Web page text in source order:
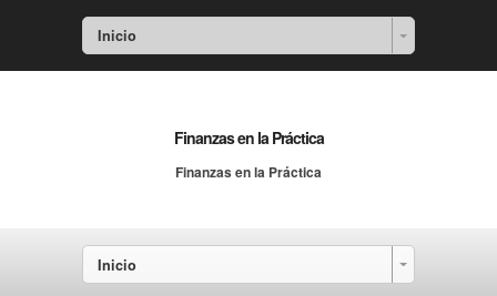
Inicio
Finanzas en la Práctica
Finanzas en la Práctica
Inicio